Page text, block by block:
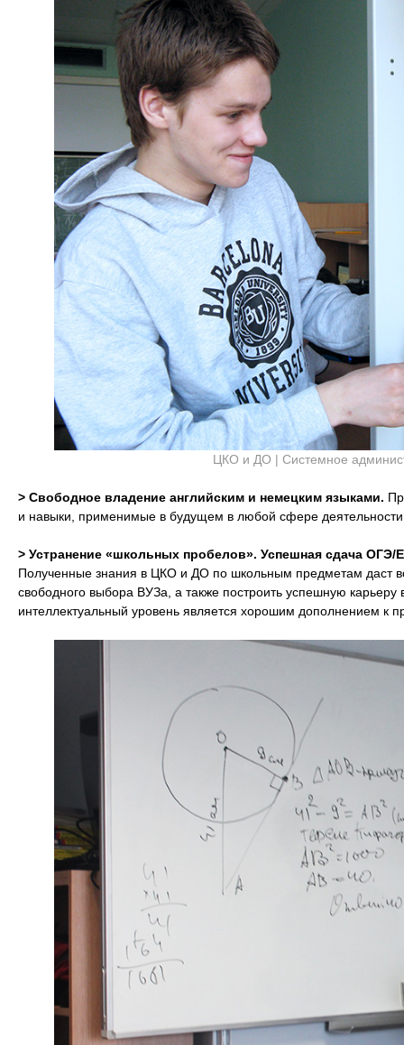
ЦКО и ДО | Системное
> Свободное владение английским и немецким языками.
и навыки, применимые в будущем в любой сфере
> Устранение «школьных пробелов». Успешная сдача ОГЭ/
Полученные знания в ЦКО и ДО по школьным предметам даст
свободного выбора ВУЗа, а также построить успешную
интеллектуальный уровень является хорошим дополнением